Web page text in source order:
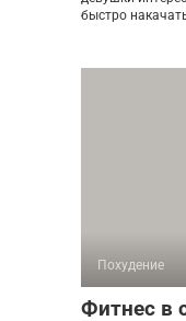
быстро
Похудение
Фитнес в